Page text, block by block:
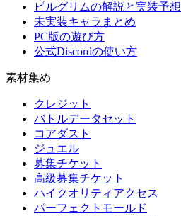
ピルグリムの解説と実装予想
未実装キャラまとめ
PC版の遊び方
公式Discordの使い方
素材集め
クレジット
バトルデータセット
コアダスト
ジュエル
募集チケット
高級募集チケット
ハイクオリティアクセス
パーフェクトモールド